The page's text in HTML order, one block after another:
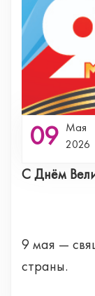
09 Мая
2026
С Днём
9 мая —
страны.